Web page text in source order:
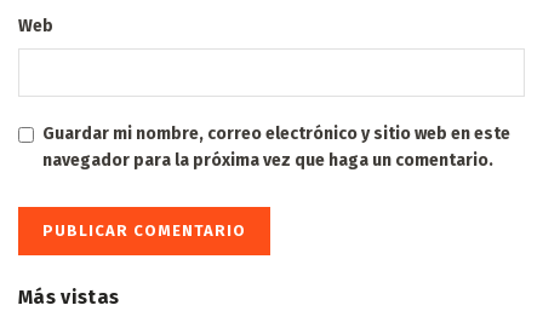
Web
Guardar mi nombre, correo electrónico y sitio web en este
navegador para la próxima vez que haga un comentario.
Más vistas